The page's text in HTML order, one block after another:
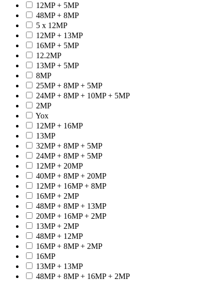
12MP + 5MP
48MP + 8MP
5 x 12MP
12MP + 13MP
16MP + 5MP
12.2MP
13MP + 5MP
8MP
25MP + 8MP + 5MP
24MP + 8MP + 10MP + 5MP
2MP
Yox
12MP + 16MP
13MP
32MP + 8MP + 5MP
24MP + 8MP + 5MP
12MP + 20MP
40MP + 8MP + 20MP
12MP + 16MP + 8MP
16MP + 2MP
48MP + 8MP + 13MP
20MP + 16MP + 2MP
13MP + 2MP
48MP + 12MP
16MP + 8MP + 2MP
16MP
13MP + 13MP
48MP + 8MP + 16MP + 2MP